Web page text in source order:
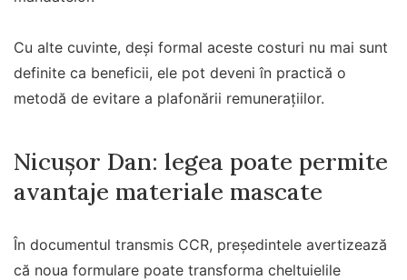
Cu alte cuvinte, deși formal aceste costuri nu mai sunt
definite ca beneficii, ele pot deveni în practică o
metodă de evitare a plafonării remunerațiilor.
Nicușor Dan: legea poate permite
avantaje materiale mascate
În documentul transmis CCR, președintele avertizează
că noua formulare poate transforma cheltuielile